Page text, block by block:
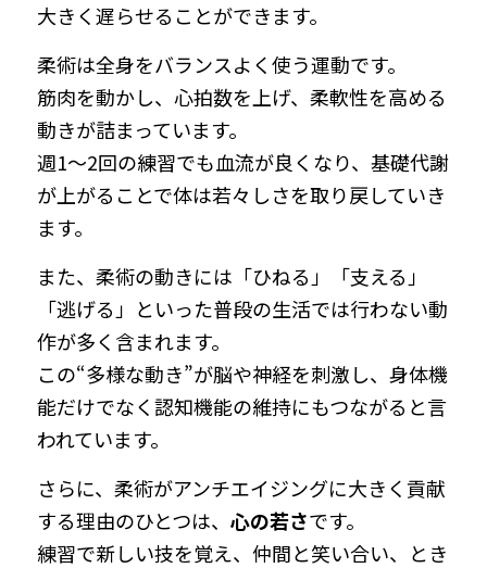
体験を申込む
大きく遅らせることができます。
柔術は全身をバランスよく使う運動です。
筋肉を動かし、心拍数を上げ、柔軟性を高める
動きが詰まっています。
週1～2回の練習でも血流が良くなり、基礎代謝
が上がることで体は若々しさを取り戻していき
ます。
また、柔術の動きには「ひねる」「支える」
「逃げる」といった普段の生活では行わない動
作が多く含まれます。
この“多様な動き”が脳や神経を刺激し、身体機
能だけでなく認知機能の維持にもつながると言
われています。
さらに、柔術がアンチエイジングに大きく貢献
する理由のひとつは、 心の若さです。
練習で新しい技を覚え、仲間と笑い合い、とき